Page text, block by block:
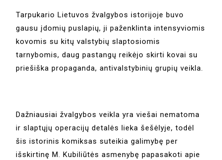
Tarpukario Lietuvos žvalgybos istorijoje buvo
gausu įdomių puslapių, ji paženklinta intensyviomis
kovomis su kitų valstybių slaptosiomis
tarnybomis, daug pastangų reikėjo skirti kovai su
priešiška propaganda, antivalstybinių grupių veikla.
Dažniausiai žvalgybos veikla yra viešai nematoma
ir slaptųjų operacijų detalės lieka šešėlyje, todėl
šis istorinis komiksas suteikia galimybę per
išskirtinę M. Kubiliūtės asmenybę papasakoti apie